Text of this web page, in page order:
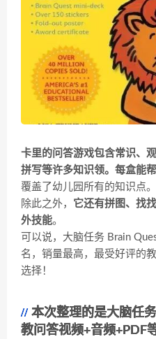
卡里的问答游戏包含常识、
拼写等许多知识领。每盒能
覆盖了幼儿园所有的知识点。
除此之外， 它还有拼图、找
外技能。
可以说，大脑任务 Brain
名，销量最高，最受好评的
选择！
本次整理的是大脑任
教问答视频+音频+PDF等